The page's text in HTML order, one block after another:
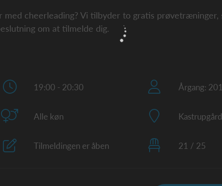
cheerleading? Vi tilbyder to gratis prøvetræninger,
om at tilmelde dig.
19:00 - 20:30 Årgang:
Alle køn
Tilmeldingen er åben 21 / 25